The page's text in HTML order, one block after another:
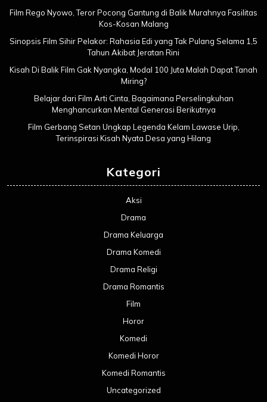
Film Rego Nyowo, Teror Pocong Gantung di Balik Murahnya Fasilitas
Kos-Kosan Malang
Sinopsis Film Sihir Pelakor: Rahasia Edi yang Tak Pulang Selama 1,5
Tahun Akibat Jeratan Rini
Kisah Di Balik Film Gak Nyangka, Modal 100 Juta Malah Dapat Tanah
Miring?
Belajar dari Film Arti Cinta, Bagaimana Perselingkuhan
Menghancurkan Mental Generasi Berikutnya
Film Gerbang Setan Ungkap Legenda Kelam Lawase Urip,
Terinspirasi Kisah Nyata Desa yang Hilang
Kategori
Aksi
Drama
Drama Keluarga
Drama Komedi
Drama Religi
Drama Romantis
Film
Horor
Komedi
Komedi Horor
Komedi Romantis
Uncategorized